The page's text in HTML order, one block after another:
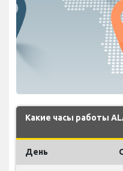
Какие часы работы
День